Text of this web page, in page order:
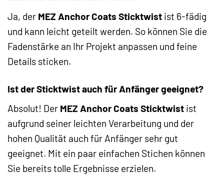
Ja, der MEZ Anchor Coats Sticktwist ist 6-fädig
und kann leicht geteilt werden. So können Sie die
Fadenstärke an Ihr Projekt anpassen und feine
Details sticken.
Ist der Sticktwist auch für Anfänger geeignet?
Absolut! Der MEZ Anchor Coats Sticktwist ist
aufgrund seiner leichten Verarbeitung und der
hohen Qualität auch für Anfänger sehr gut
geeignet. Mit ein paar einfachen Stichen können
Sie bereits tolle Ergebnisse erzielen.